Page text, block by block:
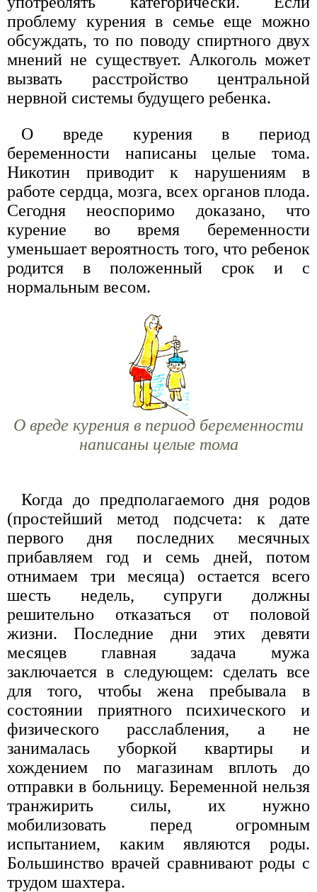
проблему курения в семье еще можно
обсуждать, то по поводу спиртного двух
мнений не существует. Алкоголь может
вызвать расстройство центральной
нервной системы будущего ребенка.
О вреде курения в период
беременности написаны целые тома.
Никотин приводит к нарушениям в
работе сердца, мозга, всех органов плода.
Сегодня неоспоримо доказано, что
курение во время беременности
уменьшает вероятность того, что ребенок
родится в положенный срок и с
нормальным весом.
О вреде курения в период беременности
написаны целые тома
Когда до предполагаемого дня родов
(простейший метод подсчета: к дате
первого дня последних месячных
прибавляем год и семь дней, потом
отнимаем три месяца) остается всего
шесть недель, супруги должны
решительно отказаться от половой
жизни. Последние дни этих девяти
месяцев главная задача мужа
заключается в следующем: сделать все
для того, чтобы жена пребывала в
состоянии приятного психического и
физического расслабления, а не
занималась уборкой квартиры и
хождением по магазинам вплоть до
отправки в больницу. Беременной нельзя
транжирить силы, их нужно
мобилизовать перед огромным
испытанием, каким являются роды.
Большинство врачей сравнивают роды с
трудом шахтера.